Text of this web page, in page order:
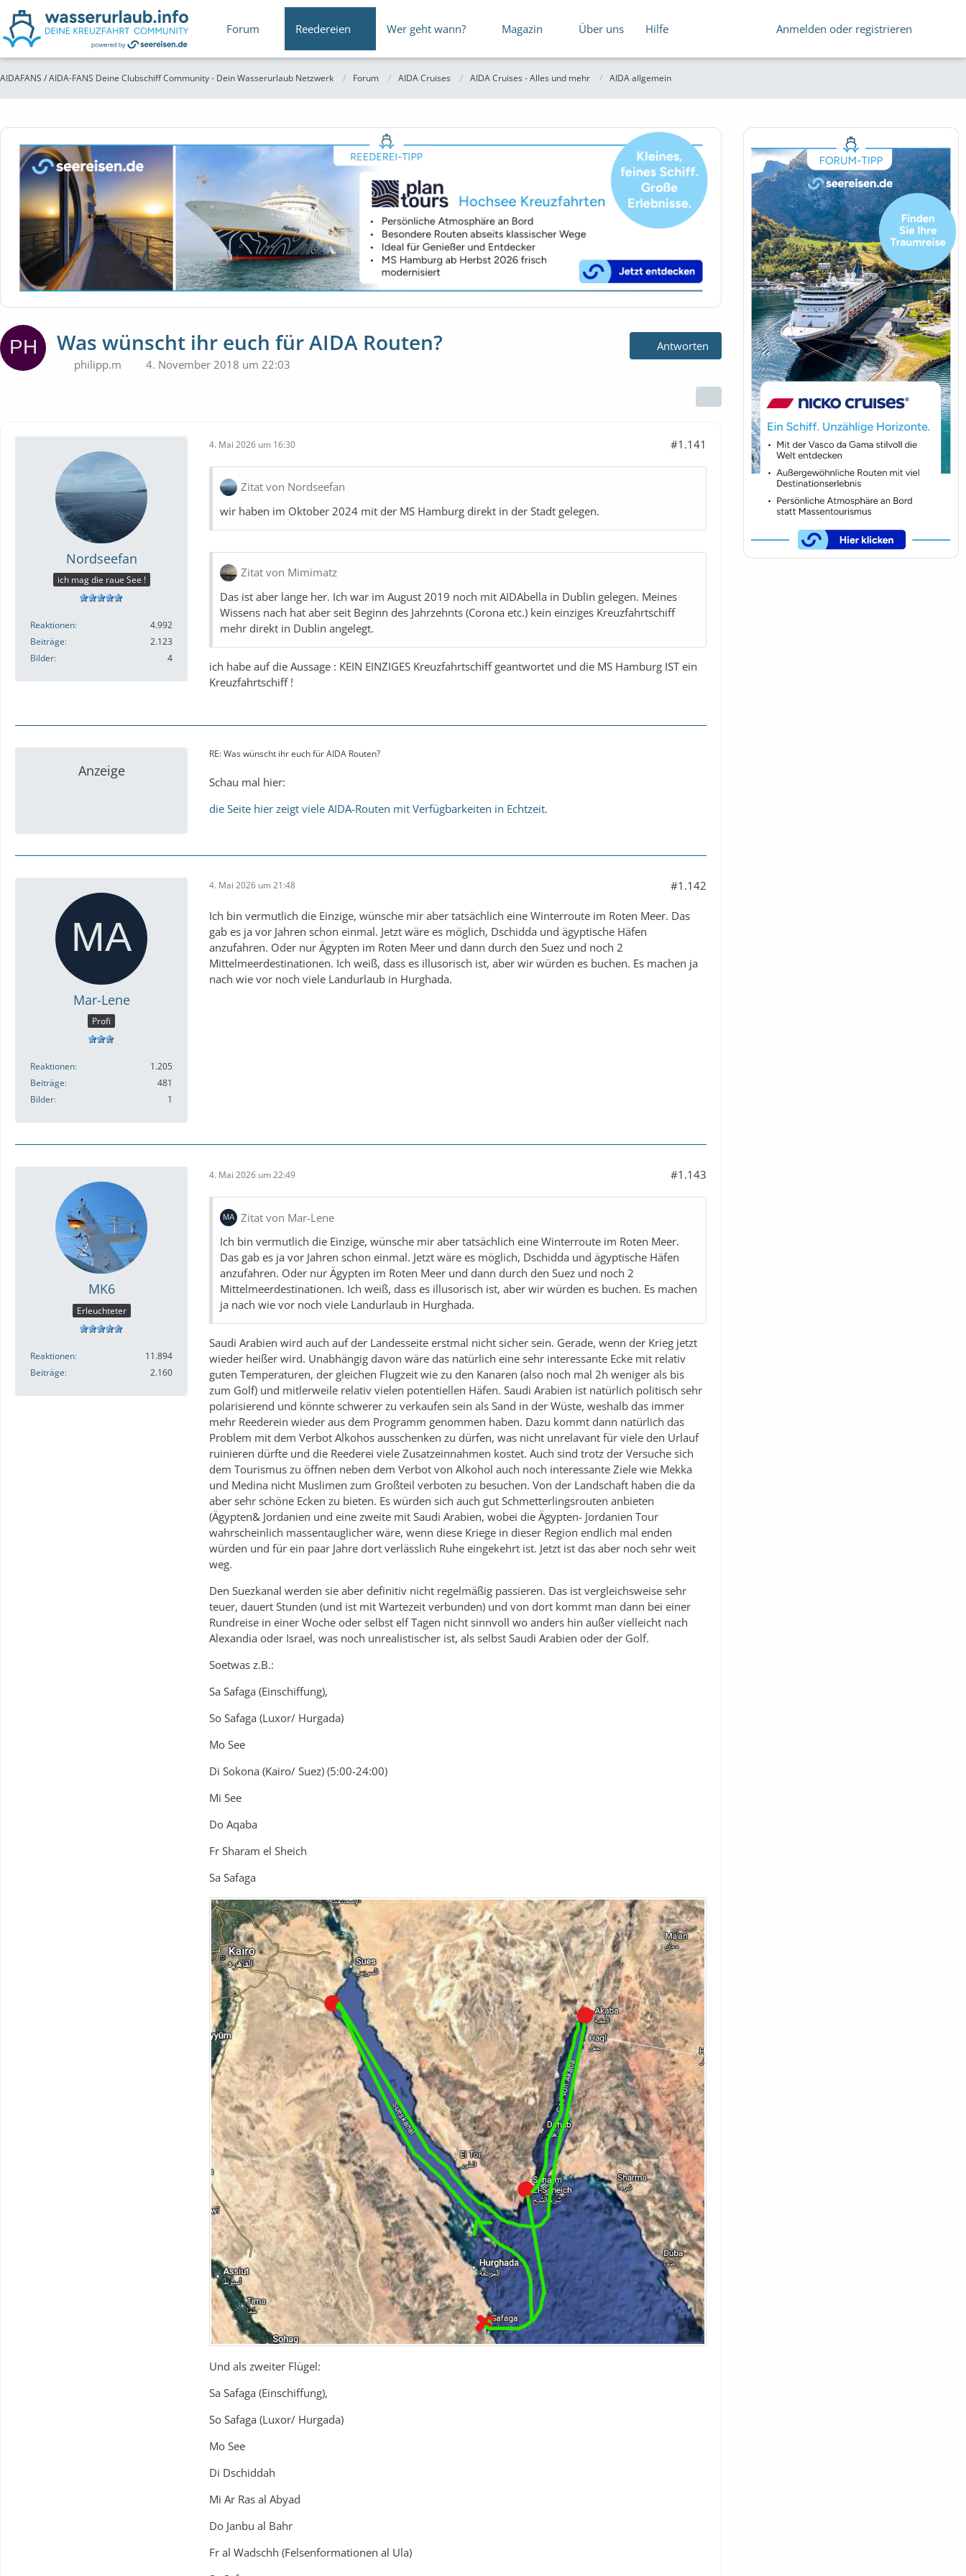
Forum Reedereien Wer geht wann? Magazin Über uns Hilfe Anmelden oder registrieren
AIDAFANS / AIDA-FANS Deine Clubschiff Community - Dein Wasserurlaub Netzwerk Forum AIDA Cruises AIDA Cruises - Alles und mehr AIDA allgemein
Was wünscht ihr euch für AIDA Routen?
philipp.m 4. November 2018 um 22:03
Antworten
Nordseefan
ich mag die raue See !
Reaktionen
4.992
Beiträge
2.123
Bilder
4
4. Mai 2026 um 16:30 #1.141
Zitat von Nordseefan
wir haben im Oktober 2024 mit der MS Hamburg direkt in der Stadt gelegen.
Zitat von Mimimatz
Das ist aber lange her. Ich war im August 2019 noch mit AIDAbella in Dublin gelegen. Meines
Wissens nach hat aber seit Beginn des Jahrzehnts (Corona etc.) kein einziges Kreuzfahrtschiff
mehr direkt in Dublin angelegt.
ich habe auf die Aussage : KEIN EINZIGES Kreuzfahrtschiff geantwortet und die MS Hamburg IST ein
Kreuzfahrtschiff !
Anzeige
RE: Was wünscht ihr euch für AIDA Routen?
Schau mal hier:
die Seite hier zeigt viele AIDA-Routen mit Verfügbarkeiten in Echtzeit.
Mar-Lene
Profi
Reaktionen
1.205
Beiträge
481
Bilder
1
4. Mai 2026 um 21:48 #1.142
Ich bin vermutlich die Einzige, wünsche mir aber tatsächlich eine Winterroute im Roten Meer. Das
gab es ja vor Jahren schon einmal. Jetzt wäre es möglich, Dschidda und ägyptische Häfen
anzufahren. Oder nur Ägypten im Roten Meer und dann durch den Suez und noch 2
Mittelmeerdestinationen. Ich weiß, dass es illusorisch ist, aber wir würden es buchen. Es machen ja
nach wie vor noch viele Landurlaub in Hurghada.
MK6
Erleuchteter
Reaktionen
11.894
Beiträge
2.160
4. Mai 2026 um 22:49 #1.143
Zitat von Mar-Lene
Ich bin vermutlich die Einzige, wünsche mir aber tatsächlich eine Winterroute im Roten Meer.
Das gab es ja vor Jahren schon einmal. Jetzt wäre es möglich, Dschidda und ägyptische Häfen
anzufahren. Oder nur Ägypten im Roten Meer und dann durch den Suez und noch 2
Mittelmeerdestinationen. Ich weiß, dass es illusorisch ist, aber wir würden es buchen. Es machen
ja nach wie vor noch viele Landurlaub in Hurghada.
Saudi Arabien wird auch auf der Landesseite erstmal nicht sicher sein. Gerade, wenn der Krieg jetzt
wieder heißer wird. Unabhängig davon wäre das natürlich eine sehr interessante Ecke mit relativ
guten Temperaturen, der gleichen Flugzeit wie zu den Kanaren (also noch mal 2h weniger als bis
zum Golf) und mitlerweile relativ vielen potentiellen Häfen. Saudi Arabien ist natürlich politisch sehr
polarisierend und könnte schwerer zu verkaufen sein als Sand in der Wüste, weshalb das immer
mehr Reederein wieder aus dem Programm genommen haben. Dazu kommt dann natürlich das
Problem mit dem Verbot Alkohos ausschenken zu dürfen, was nicht unrelavant für viele den Urlauf
ruinieren dürfte und die Reederei viele Zusatzeinnahmen kostet. Auch sind trotz der Versuche sich
dem Tourismus zu öffnen neben dem Verbot von Alkohol auch noch interessante Ziele wie Mekka
und Medina nicht Muslimen zum Großteil verboten zu besuchen. Von der Landschaft haben die da
aber sehr schöne Ecken zu bieten. Es würden sich auch gut Schmetterlingsrouten anbieten
(Ägypten& Jordanien und eine zweite mit Saudi Arabien, wobei die Ägypten- Jordanien Tour
wahrscheinlich massentauglicher wäre, wenn diese Kriege in dieser Region endlich mal enden
würden und für ein paar Jahre dort verlässlich Ruhe eingekehrt ist. Jetzt ist das aber noch sehr weit
weg.
Den Suezkanal werden sie aber definitiv nicht regelmäßig passieren. Das ist vergleichsweise sehr
teuer, dauert Stunden (und ist mit Wartezeit verbunden) und von dort kommt man dann bei einer
Rundreise in einer Woche oder selbst elf Tagen nicht sinnvoll wo anders hin außer vielleicht nach
Alexandia oder Israel, was noch unrealistischer ist, als selbst Saudi Arabien oder der Golf.
Soetwas z.B.:
Sa Safaga (Einschiffung),
So Safaga (Luxor/ Hurgada)
Mo See
Di Sokona (Kairo/ Suez) (5:00-24:00)
Mi See
Do Aqaba
Fr Sharam el Sheich
Sa Safaga
Und als zweiter Flügel:
Sa Safaga (Einschiffung),
So Safaga (Luxor/ Hurgada)
Mo See
Di Dschiddah
Mi Ar Ras al Abyad
Do Janbu al Bahr
Fr al Wadschh (Felsenformationen al Ula)